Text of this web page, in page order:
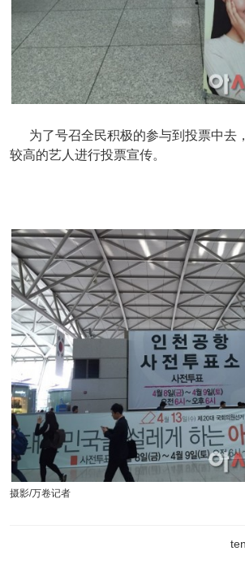
为了号召全民积极的参与到投票中去
较高的艺人进行投票宣传。
摄影/万卷记者